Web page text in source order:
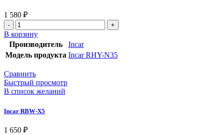
1 580 ₽
В корзину
Производитель
Incar
Модель продукта Incar RHY-N35
Сравнить
Быстрый просмотр
В список желаний
Incar RBW-X5
1 650 ₽